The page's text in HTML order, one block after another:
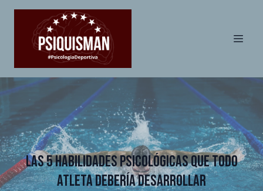
Las 5 Habilidades Psicológicas que todo
atleta debería desarrollar